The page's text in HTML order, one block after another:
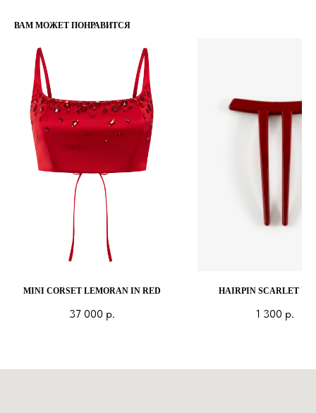
ВАМ МОЖЕТ ПОНРАВИТСЯ
MINI CORSET LEMORAN IN RED
37 000 р.
HAIRPIN SCARLET IN
1 300 р.